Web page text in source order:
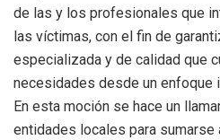
de las y los profesionales que
las víctimas, con el fin de
especializada y de calidad que
necesidades desde un enfoque
En esta moción se hace un
entidades locales para